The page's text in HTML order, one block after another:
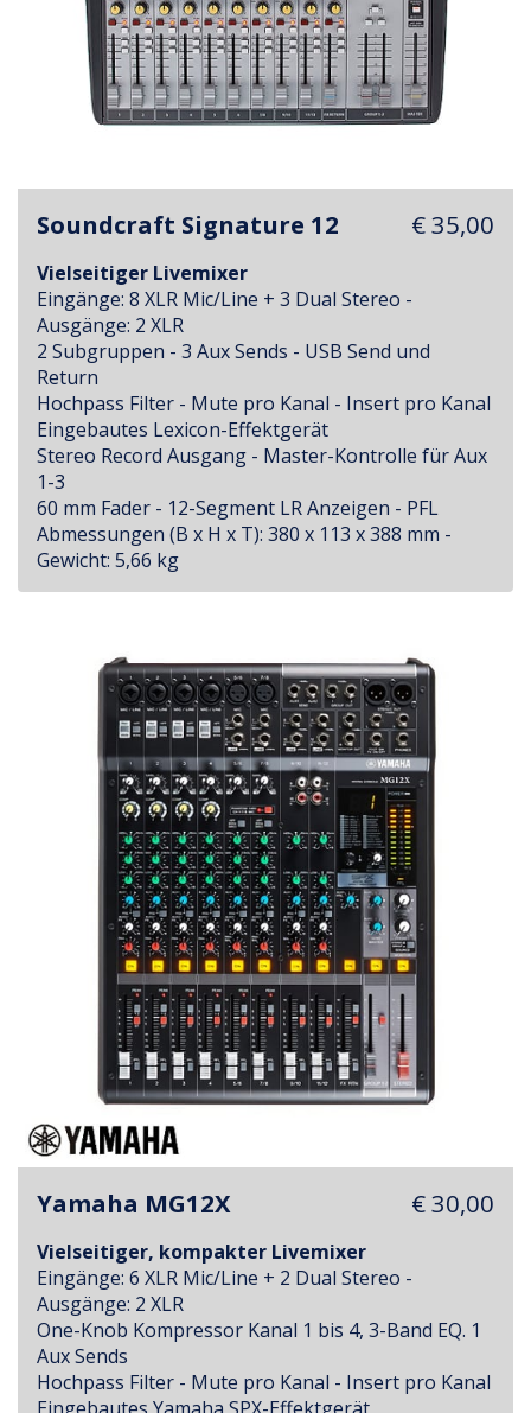
Soundcraft Signature 12 € 35,00
Vielseitiger Livemixer
Eingänge: 8 XLR Mic/Line + 3 Dual Stereo -
Ausgänge: 2 XLR
2 Subgruppen - 3 Aux Sends - USB Send und
Return
Hochpass Filter - Mute pro Kanal - Insert pro Kanal
Eingebautes Lexicon-Effektgerät
Stereo Record Ausgang - Master-Kontrolle für Aux
1-3
60 mm Fader - 12-Segment LR Anzeigen - PFL
Abmessungen (B x H x T): 380 x 113 x 388 mm -
Gewicht: 5,66 kg
Yamaha MG12X € 30,00
Vielseitiger, kompakter Livemixer
Eingänge: 6 XLR Mic/Line + 2 Dual Stereo -
Ausgänge: 2 XLR
One-Knob Kompressor Kanal 1 bis 4, 3-Band EQ. 1
Aux Sends
Hochpass Filter - Mute pro Kanal - Insert pro Kanal